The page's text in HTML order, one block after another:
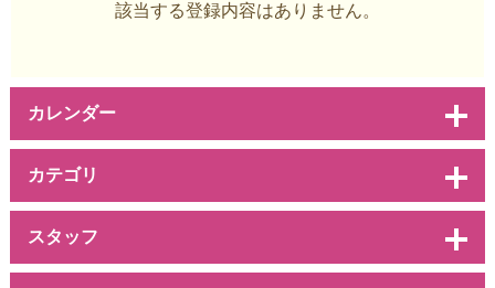
該当する登録内容はありません。
カレンダー
カテゴリ
スタッフ